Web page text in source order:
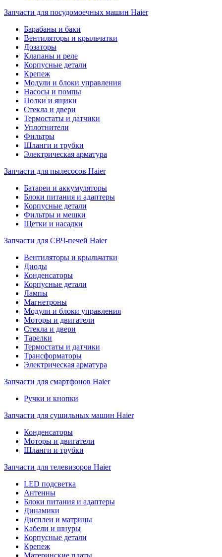
Запчасти для посудомоечных машин Haier
Барабаны и баки
Вентиляторы и крыльчатки
Дозаторы
Клапаны и реле
Корпусные детали
Крепеж
Модули и блоки управления
Насосы и помпы
Полки и ящики
Стекла и двери
Термостаты и датчики
Уплотнители
Фильтры
Шланги и трубки
Электрическая арматура
Запчасти для пылесосов Haier
Батареи и аккумуляторы
Блоки питания и адаптеры
Корпусные детали
Фильтры и мешки
Щетки и насадки
Запчасти для СВЧ-печей Haier
Вентиляторы и крыльчатки
Диоды
Конденсаторы
Корпусные детали
Лампы
Магнетроны
Модули и блоки управления
Моторы и двигатели
Стекла и двери
Тарелки
Термостаты и датчики
Трансформаторы
Электрическая арматура
Запчасти для смартфонов Haier
Ручки и кнопки
Запчасти для сушильных машин Haier
Конденсаторы
Моторы и двигатели
Шланги и трубки
Запчасти для телевизоров Haier
LED подсветка
Антенны
Блоки питания и адаптеры
Динамики
Дисплеи и матрицы
Кабели и шнуры
Корпусные детали
Крепеж
Материнские платы